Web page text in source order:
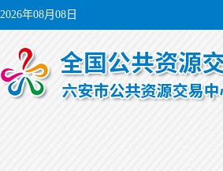
2026年08月08日